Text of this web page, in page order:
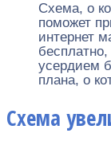
Схема, о
поможет
интернет
усердием
плана, о
Схема